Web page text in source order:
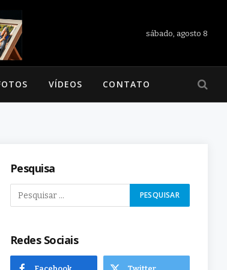
sábado, agosto 8
VÍDEOS CONTATO
Pesquisa
Redes Sociais